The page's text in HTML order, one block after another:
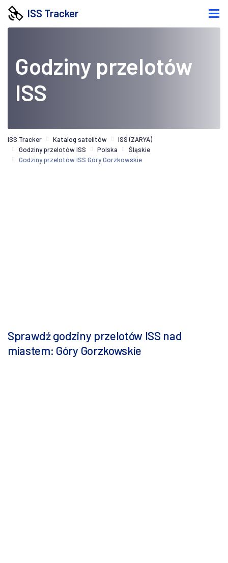
ISS Tracker
Godziny przelotów
ISS
ISS Tracker Katalog satelitów
ISS (ZARYA)
Godziny przelotów ISS
Polska
Śląskie
Godziny przelotów ISS Góry Gorzkowskie
Sprawdź godziny przelotów ISS nad
miastem: Góry Gorzkowskie